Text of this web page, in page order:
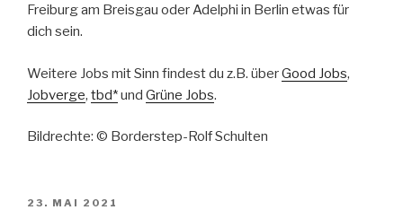
Freiburg am Breisgau oder Adelphi in Berlin etwas für
dich sein.
Weitere Jobs mit Sinn findest du z.B. überGood Jobs,
Jobverge, tbd*und Grüne Jobs.
Bildrechte: © Borderstep-Rolf Schulten
VERÖFFENTLICHT
23. MAI 2021